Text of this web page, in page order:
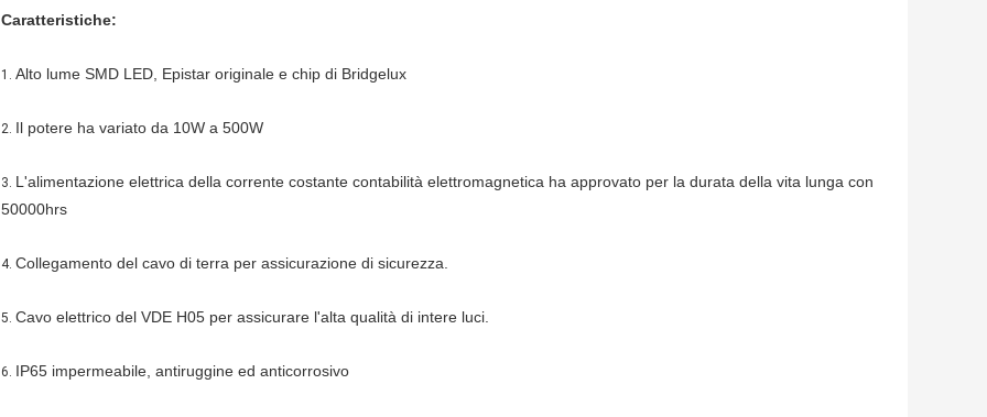
Caratteristiche:
1. Alto lume SMD LED, Epistar originale e chip di Bridgelux
2. Il potere ha variato da 10W a 500W
3. L'alimentazione elettrica della corrente costante contabilità elettromagnetica ha approvato per la durata della vita lunga con
50000hrs
4. Collegamento del cavo di terra per assicurazione di sicurezza.
5. Cavo elettrico del VDE H05 per assicurare l'alta qualità di intere luci.
6. IP65 impermeabile, antiruggine ed anticorrosivo